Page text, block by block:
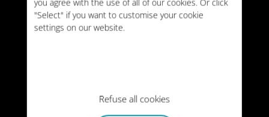
you agree with the use of all of our cookies. Or click
"Select" if you want to customise your cookie
settings on our website.
Refuse all cookies
Arménie
Arménie